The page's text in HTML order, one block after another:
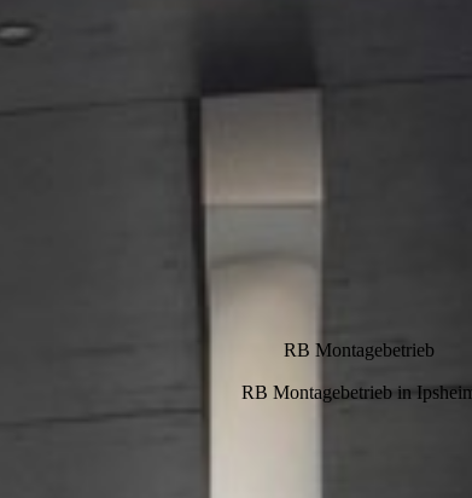
RB Montage­betrieb
RB Montagebetrieb in